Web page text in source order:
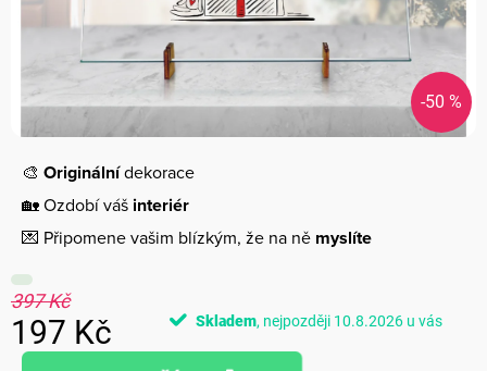
-50 %
🎨 Originálnídekorace
🏡 Ozdobí váš interiér
💌 Připomene vašim blízkým, že na ně myslíte
397 Kč
197 Kč
Měrná
Skladem 10.8.2026